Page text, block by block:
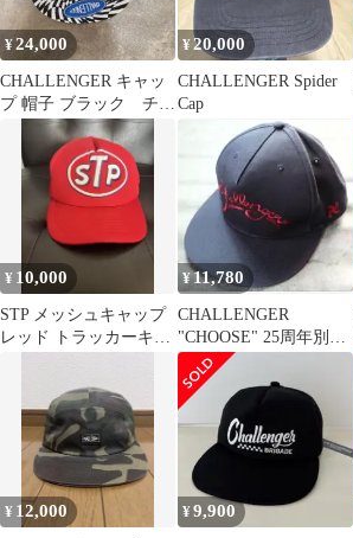
¥24,000
CHALLENGER キャッ
プ 帽子 ブラック チャ
レンジャー チェッカ
¥20,000
CHALLENGER Spider
Cap
¥ 10,000
STP メッシュキャップ
レッド トラッカーキャ
¥11,780
CHALLENGER
"CHOOSE" 25周年別注
CAP NAVY 美品 刺繍
¥ 12,000 ¥9,900